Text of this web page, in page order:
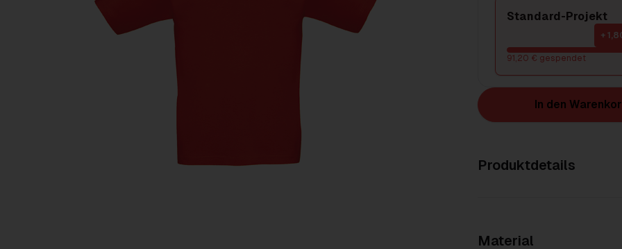
Standard-Projekt
+
91,20 € gespendet
In den
Produktdetails
Material